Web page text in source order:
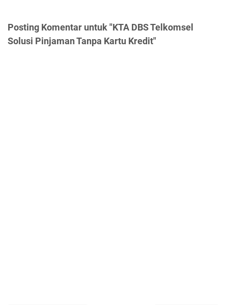
Posting Komentar untuk "KTA DBS Telkomsel
Solusi Pinjaman Tanpa Kartu Kredit"